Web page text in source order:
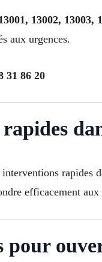
13002, 13003,
aux urgences.
31 86 20
rapides
efficacement aux
pour